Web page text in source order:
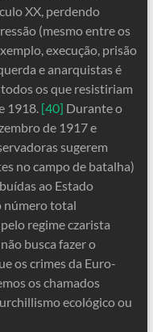
XX, perdendo
(mesmo entre os
execução, prisão
e anarquistas é
os que resistiriam
1918. [40] Durante o
de 1917 e
sugerem
no campo de batalha)
ao Estado
número total
regime czarista
busca fazer o
os crimes da Euro-
os chamados
ecológico ou